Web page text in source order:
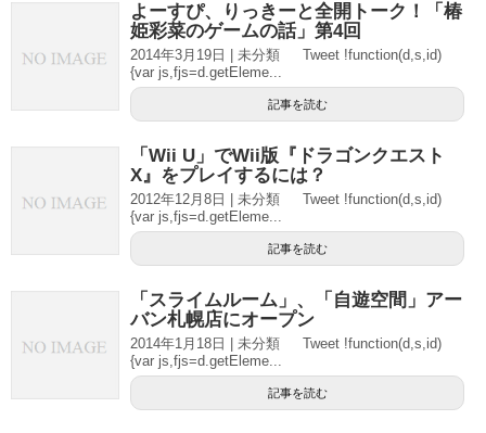
よーすぴ、りっきーと全開トーク！「椿
姫彩菜のゲームの話」第4回
2014年3月19日 | 未分類 Tweet !function(d,s,id)
{var js,fjs=d.getEleme...
記事を読む
「Wii U」でWii版『ドラゴンクエスト
X』をプレイするには？
2012年12月8日 | 未分類 Tweet !function(d,s,id)
{var js,fjs=d.getEleme...
記事を読む
「スライムルーム」、「自遊空間」アー
バン札幌店にオープン
2014年1月18日 | 未分類 Tweet !function(d,s,id)
{var js,fjs=d.getEleme...
記事を読む